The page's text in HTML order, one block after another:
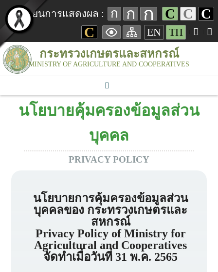
เปลี่ยนการแสดงผล : ก ก ก C C C
C
EN TH
กระทรวงเกษตรและสหกรณ์
MINISTRY OF AGRICULTURE AND COOPERATIVES
นโยบายคุ้มครองข้อมูลส่วน
บุคคล
PRIVACY POLICY
นโยบายการคุ้มครองข้อมูลส่วน
บุคคลของ กระทรวงเกษตรและ
สหกรณ์
Privacy Policy of Ministry for
Agricultural and Cooperatives
จัดทําเมื่อวันที่ 31 พ.ค. 2565